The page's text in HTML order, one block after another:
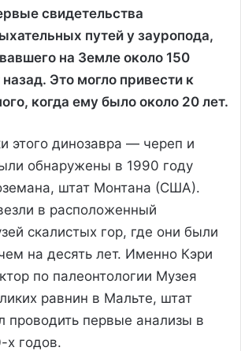
свидетельства
путей у зауропода,
на Земле около 150
Это могло привести к
когда ему было около 20 лет.
этого динозавра — череп и
обнаружены в 1990 году
штат Монтана (США).
в расположенный
скалистых гор, где они были
на десять лет. Именно Кэри
по палеонтологии Музея
равнин в Мальте, штат
проводить первые анализы в
х годов.